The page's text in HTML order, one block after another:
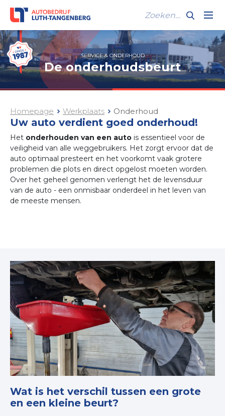
SERVICE & ONDERHOUD
De onderhoudsbeurt
Homepage Werkplaats Onderhoud
Uw auto verdient goed onderhoud!
Het onderhouden van een auto is essentieel voor de
veiligheid van alle weggebruikers. Het zorgt ervoor dat de
auto optimaal presteert en het voorkomt vaak grotere
problemen die plots en direct opgelost moeten worden.
Over het geheel genomen verlengt het de levensduur
van de auto - een onmisbaar onderdeel in het leven van
de meeste mensen.
Wat is het verschil tussen een grote
en een kleine beurt?